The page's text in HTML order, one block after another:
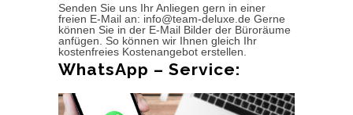
Senden Sie uns Ihr Anliegen gern in einer
freien E-Mail an: info@team-deluxe.de Gerne
können Sie in der E-Mail Bilder der Büroräume
anfügen. So können wir Ihnen gleich Ihr
kostenfreies Kostenangebot erstellen.
WhatsApp – Service: